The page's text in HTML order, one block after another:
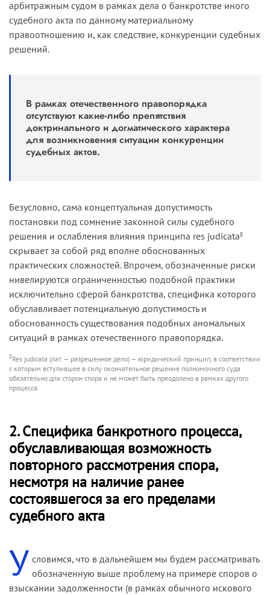
арбитражным судом в рамках дела о банкротстве иного
судебного акта по данному материальному
правоотношению и, как следствие, конкуренции судебных
решений.
В рамках отечественного правопорядка
отсутствуют какие-либо препятствия
доктринального и догматического характера
для возникновения ситуации конкуренции
судебных актов.
Безусловно, сама концептуальная допустимость
постановки под сомнение законной силы судебного
решения и ослабления влияния принципа res judicata8
скрывает за собой ряд вполне обоснованных
практических сложностей. Впрочем, обозначенные риски
нивелируются ограниченностью подобной практики
исключительно сферой банкротства, специфика которого
обуславливает потенциальную допустимость и
обоснованность существования подобных аномальных
ситуаций в рамках отечественного правопорядка.
8Res judicata (лат. — разрешенное дело) — юридический принцип, в соответствии
с которым вступившее в силу окончательное решение полномочного суда
обязательно для сторон спора и не может быть преодолено в рамках другого
процесса.
2. Специфика банкротного процесса,
обуславливающая возможность
повторного рассмотрения спора,
несмотря на наличие ранее
состоявшегося за его пределами
судебного акта
У словимся, что в дальнейшем мы будем рассматривать
обозначенную выше проблему на примере споров о
взыскании задолженности (в рамках обычного искового